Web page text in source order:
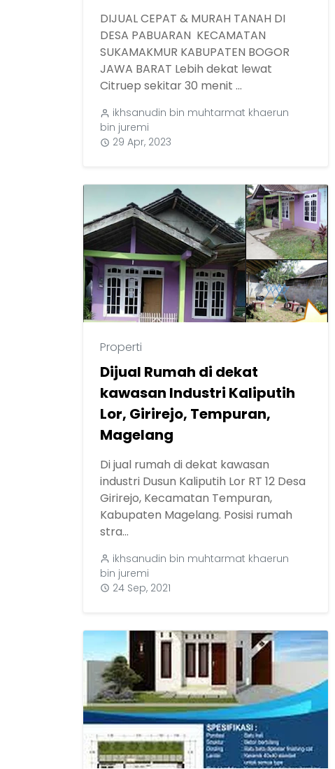
DIJUAL CEPAT & MURAH TANAH DI
DESA PABUARAN KECAMATAN
SUKAMAKMUR KABUPATEN BOGOR
JAWA BARAT Lebih dekat lewat
Citruep sekitar 30 menit ...
ikhsanudin bin muhtarmat khaerun
bin juremi
29 Apr, 2023
Properti
Dijual Rumah di dekat
kawasan Industri Kaliputih
Lor, Girirejo, Tempuran,
Magelang
Di jual rumah di dekat kawasan
industri Dusun Kaliputih Lor RT 12 Desa
Girirejo, Kecamatan Tempuran,
Kabupaten Magelang. Posisi rumah
stra...
ikhsanudin bin muhtarmat khaerun
bin juremi
24 Sep, 2021